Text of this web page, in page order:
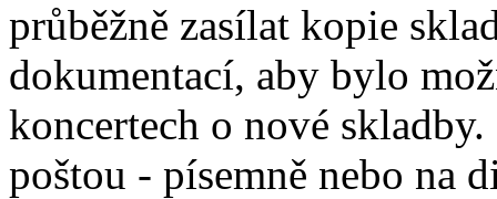
průběžně zasílat kopie
dokumentací, aby bylo
koncertech o nové skladby.
poštou - písemně nebo na